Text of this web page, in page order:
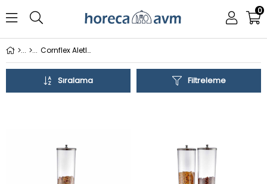
0
Cornflex Aletleri
Filtreleme
Sıralama